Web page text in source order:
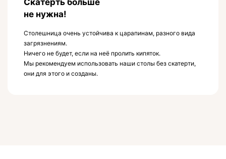
Скатерть больше
не нужна!
Столешница очень устойчива к царапинам, разного вида
загрязнениям.
Ничего не будет, если на неё пролить кипяток.
Мы рекомендуем использовать наши столы без скатерти,
они для этого и созданы.